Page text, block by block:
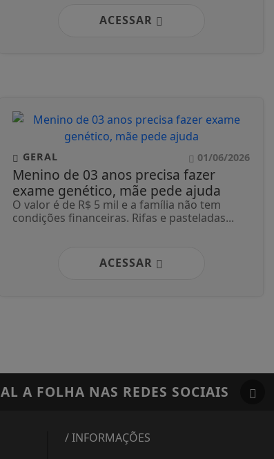
ACESSAR
GERAL 01/06/2026
Menino de 03 anos precisa fazer
exame genético, mãe pede ajuda
O valor é de R$ 5 mil e a família não tem
condições financeiras. Rifas e pasteladas...
ACESSAR
A FOLHA NAS REDES SOCIAIS
/ INFORMAÇÕES